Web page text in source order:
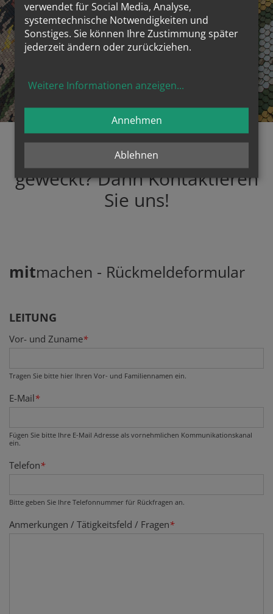
BILDUNGSWERKLEITER:IN
Haben wir Ihr Interesse
geweckt? Dann Kontaktieren
Sie uns!
mitmachen - Rückmeldeformular
Company website
Session ID
Verification code
Reference
Secondary phone
Fax
LEITUNG
Vor- und Zuname*
Tragen Sie bitte hier Ihren Vor- und Familiennamen ein.
E-Mail*
Fügen Sie bitte Ihre E-Mail Adresse als vornehmlichen Kommunikationskanal
ein.
Telefon*
Bitte geben Sie Ihre Telefonnummer für Rückfragen an.
Anmerkungen / Tätigkeitsfeld / Fragen*
verwendet für Social Media, Analyse,
systemtechnische Notwendigkeiten und
Sonstiges. Sie können Ihre Zustimmung später
jederzeit ändern oder zurückziehen.
Weitere Informationen anzeigen...
Ablehnen
Annehmen